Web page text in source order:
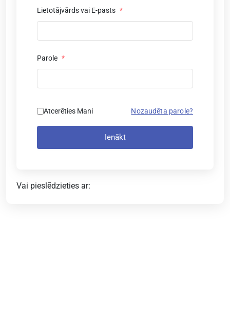
Lietotājvārds vai E-pasts *
Parole *
Atcerēties Mani Nozaudēta parole?
Ienākt
Vai pieslēdzieties ar: